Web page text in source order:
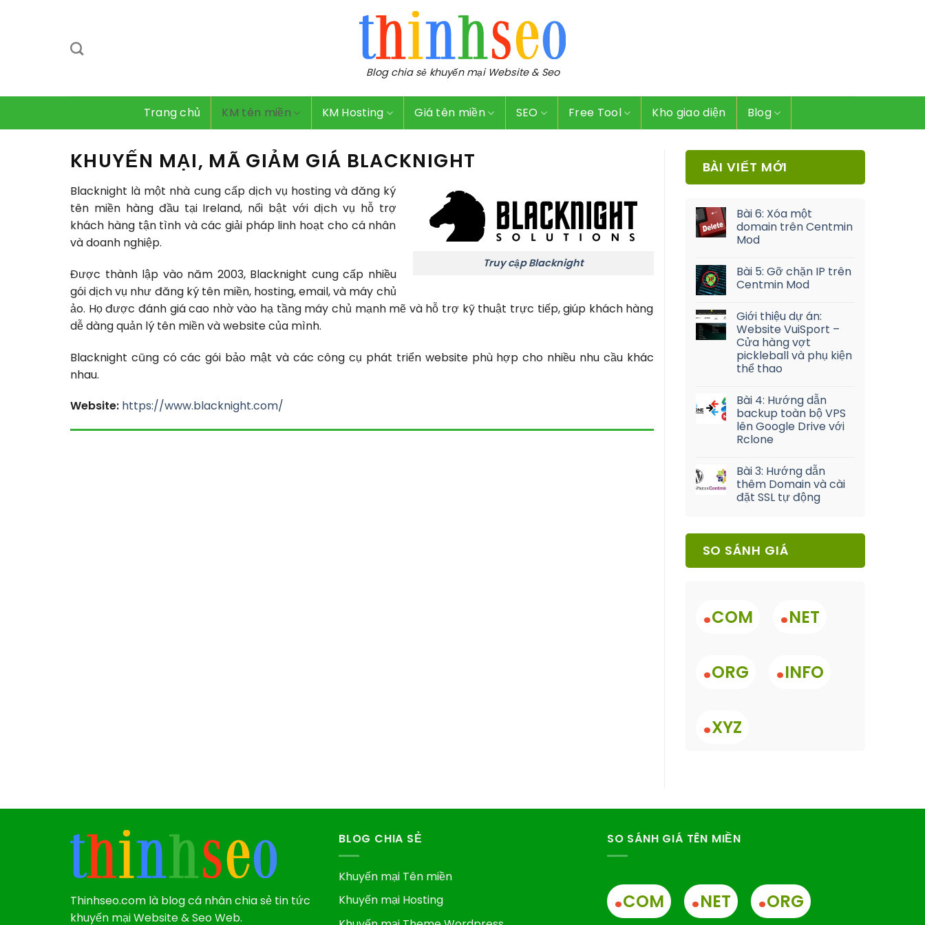
Blog chia sẻ khuyến mại Website & Seo
Trang chủ KM tên miền KM Hosting Giá tên miền SEO Free Tool Kho giao diện Blog
KHUYẾN MẠI, MÃ GIẢM GIÁ BLACKNIGHT
Truy cập Blacknight
Blacknight là một nhà cung cấp dịch vụ hosting và đăng ký
tên miền hàng đầu tại Ireland, nổi bật với dịch vụ hỗ trợ
khách hàng tận tình và các giải pháp linh hoạt cho cá nhân
và doanh nghiệp.
Được thành lập vào năm 2003, Blacknight cung cấp nhiều
gói dịch vụ như đăng ký tên miền, hosting, email, và máy chủ
ảo. Họ được đánh giá cao nhờ vào hạ tầng máy chủ mạnh mẽ và hỗ trợ kỹ thuật trực tiếp, giúp khách hàng
dễ dàng quản lý tên miền và website của mình.
Blacknight cũng có các gói bảo mật và các công cụ phát triển website phù hợp cho nhiều nhu cầu khác
nhau.
Website: https://www.blacknight.com/
BÀI VIẾT MỚI
Bài 6: Xóa một
domain trên Centmin
Mod
Bài 5: Gỡ chặn IP trên
Centmin Mod
Giới thiệu dự án:
Website VuiSport –
Cửa hàng vợt
pickleball và phụ kiện
thể thao
Bài 4: Hướng dẫn
backup toàn bộ VPS
lên Google Drive với
Rclone
Bài 3: Hướng dẫn
thêm Domain và cài
đặt SSL tự động
SO SÁNH GIÁ
.COM .NET
.ORG .INFO
.XYZ
Thinhseo.com là blog cá nhân chia sẻ tin tức
khuyến mại Website & Seo Web.
BLOG CHIA SẺ
Khuyến mại Tên miền
Khuyến mại Hosting
SO SÁNH GIÁ TÊN MIỀN
.COM .NET .ORG